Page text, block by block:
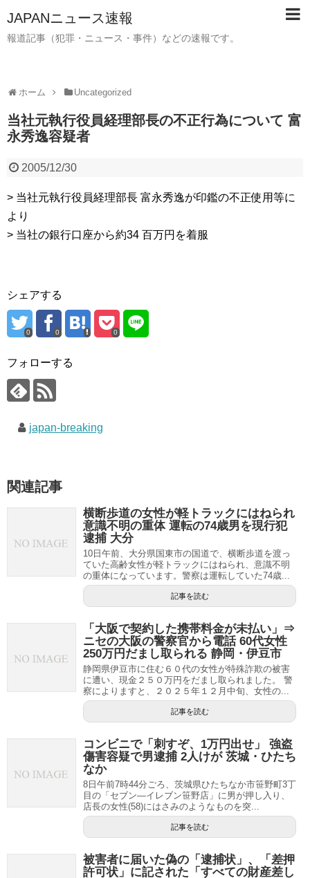
JAPANニュース速報
報道記事（犯罪・ニュース・事件）などの速報です。
ホーム Uncategorized
当社元執行役員経理部長の不正行為について 富
永秀逸容疑者
2005/12/30
> 当社元執行役員経理部長 富永秀逸が印鑑の不正使用等に
より
> 当社の銀行口座から約34 百万円を着服
シェアする
0 0 0
フォローする
japan-breaking
関連記事
横断歩道の女性が軽トラックにはねられ
意識不明の重体 運転の74歳男を現行犯
逮捕 大分
10日午前、大分県国東市の国道で、横断歩道を渡っ
ていた高齢女性が軽トラックにはねられ、意識不明
の重体になっています。警察は運転していた74歳...
記事を読む
「大阪で契約した携帯料金が未払い」⇒
ニセの大阪の警察官から電話 60代女性
250万円だまし取られる 静岡・伊豆市
静岡県伊豆市に住む６０代の女性が特殊詐欺の被害
に遭い、現金２５０万円をだまし取られました。 警
察によりますと、２０２５年１２月中旬、女性の...
記事を読む
コンビニで「刺すぞ、1万円出せ」 強盗
傷害容疑で男逮捕 2人けが 茨城・ひたち
なか
8日午前7時44分ごろ、茨城県ひたちなか市笹野町3丁
目の「セブン―イレブン笹野店」に男が押し入り、
店長の女性(58)にはさみのようなものを突...
記事を読む
被害者に届いた偽の「逮捕状」、「差押
許可状」に記された「すべての財産差し